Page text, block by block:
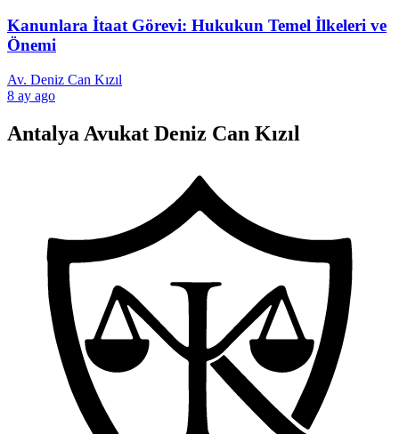
Kanunlara İtaat Görevi: Hukukun Temel İlkeleri ve
Önemi
Av. Deniz Can Kızıl
8 ay ago
Antalya Avukat Deniz Can Kızıl